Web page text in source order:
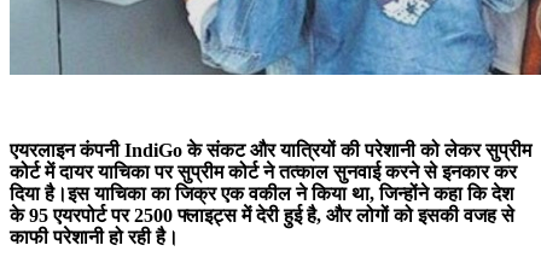
एयरलाइन कंपनी IndiGo के संकट और यात्रियों की परेशानी को लेकर सुप्रीम
कोर्ट में दायर याचिका पर सुप्रीम कोर्ट ने तत्काल सुनवाई करने से इनकार कर
दिया है।इस याचिका का जिक्र एक वकील ने किया था, जिन्होंने कहा कि देश
के 95 एयरपोर्ट पर 2500 फ्लाइट्स में देरी हुई है, और लोगों को इसकी वजह से
काफी परेशानी हो रही है।